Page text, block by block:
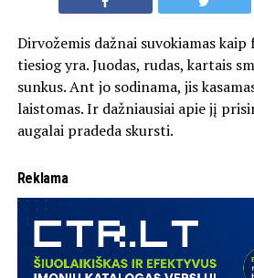
Dirvožemis dažnai suvokiamas kaip
tiesiog yra. Juodas, rudas, kartais
sunkus. Ant jo sodinama, jis
laistomas. Ir dažniausiai apie jį
augalai pradeda skursti.
Reklama